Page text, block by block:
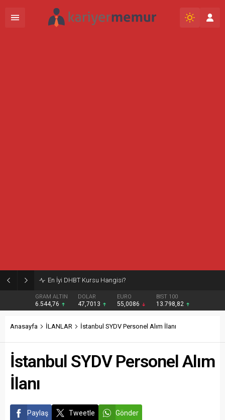
Burcular Pen — Sakarya’da doğru sistem, temiz montaj
GRAM ALTIN
6.544,76
DOLAR
47,7013
EURO
55,0086
BIST 100
13.798,82
Anasayfa İLANLAR İstanbul SYDV Personel Alım İlanı
İstanbul SYDV Personel Alım
İlanı
Paylaş Tweetle Gönder